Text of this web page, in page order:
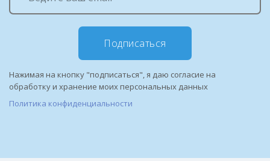
Подписаться
Нажимая на кнопку "подписаться", я даю согласие на
обработку и хранение моих персональных данных
Политика конфиденциальности